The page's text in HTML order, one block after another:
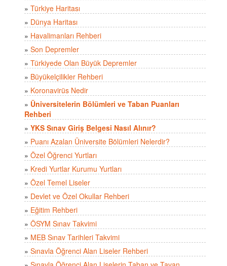
» Türkiye Haritası
» Dünya Haritası
» Havalimanları Rehberi
» Son Depremler
» Türkiyede Olan Büyük Depremler
» Büyükelçilikler Rehberi
» Koronavirüs Nedir
» Üniversitelerin Bölümleri ve Taban Puanları
Rehberi
» YKS Sınav Giriş Belgesi Nasıl Alınır?
» Puanı Azalan Üniversite Bölümleri Nelerdir?
» Özel Öğrenci Yurtları
» Kredi Yurtlar Kurumu Yurtları
» Özel Temel Liseler
» Devlet ve Özel Okullar Rehberi
» Eğitim Rehberi
» ÖSYM Sınav Takvimi
» MEB Sınav Tarihleri Takvimi
» Sınavla Öğrenci Alan Liseler Rehberi